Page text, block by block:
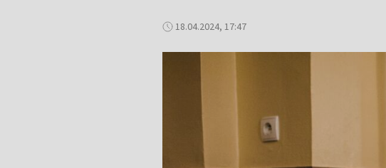
18.04.2024, 17:47